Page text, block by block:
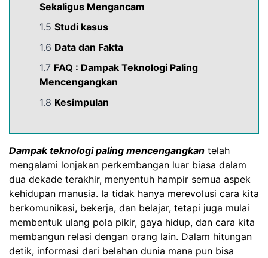
Sekaligus Mengancam
1.5 Studi kasus
1.6 Data dan Fakta
1.7 FAQ : Dampak Teknologi Paling
Mencengangkan
1.8 Kesimpulan
Dampak teknologi paling mencengangkan telah
mengalami lonjakan perkembangan luar biasa dalam
dua dekade terakhir, menyentuh hampir semua aspek
kehidupan manusia. Ia tidak hanya merevolusi cara kita
berkomunikasi, bekerja, dan belajar, tetapi juga mulai
membentuk ulang pola pikir, gaya hidup, dan cara kita
membangun relasi dengan orang lain. Dalam hitungan
detik, informasi dari belahan dunia mana pun bisa